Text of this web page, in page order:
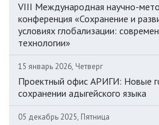
VIII Международная научно-
конференция «Сохранение и
условиях глобализации:
технологии»
15 январь 2026, Четверг
Проектный офис АРИГИ: Новые
сохранении адыгейского языка
05 декабрь 2025, Пятница